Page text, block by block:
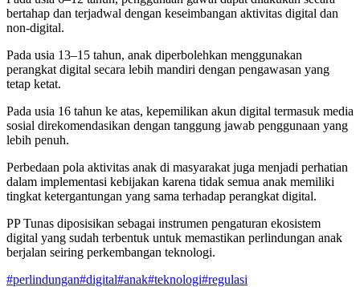
bertahap dan terjadwal dengan keseimbangan aktivitas digital dan
non-digital.
Pada usia 13–15 tahun, anak diperbolehkan menggunakan
perangkat digital secara lebih mandiri dengan pengawasan yang
tetap ketat.
Pada usia 16 tahun ke atas, kepemilikan akun digital termasuk media
sosial direkomendasikan dengan tanggung jawab penggunaan yang
lebih penuh.
Perbedaan pola aktivitas anak di masyarakat juga menjadi perhatian
dalam implementasi kebijakan karena tidak semua anak memiliki
tingkat ketergantungan yang sama terhadap perangkat digital.
PP Tunas diposisikan sebagai instrumen pengaturan ekosistem
digital yang sudah terbentuk untuk memastikan perlindungan anak
berjalan seiring perkembangan teknologi.
#perlindungan#digital#anak#teknologi#regulasi